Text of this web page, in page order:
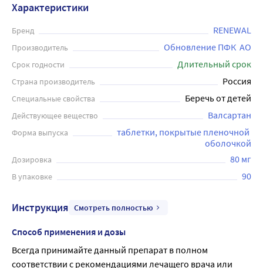
Характеристики
Бренд RENEWAL
Производитель Обновление ПФК  АО
Срок годности Длительный срок
Страна производитель Россия
Специальные свойства Беречь от детей
Действующее вещество Валсартан
Форма выпуска
таблетки, покрытые пленочной
оболочкой
Дозировка 80 мг
В упаковке 90
Инструкция Смотреть полностью
Способ применения и дозы
Всегда принимайте данный препарат в полном
соответствии с рекомендациями лечащего врача или